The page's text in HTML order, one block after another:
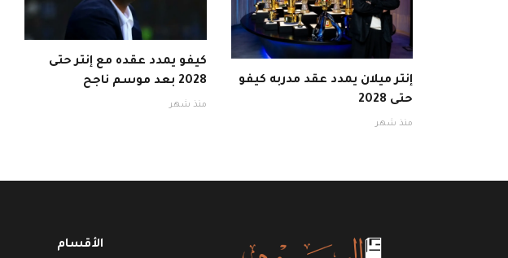
إنتر ميلان يمدد عقد مدربه كيفو
حتى 2028
منذ شهر
كيفو يمدد عقده مع إنتر حتى
2028 بعد موسم ناجح
منذ شهر
الأقسام